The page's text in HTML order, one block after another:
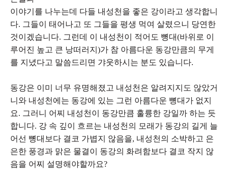
이야기를 나누는데 다들 내성천을 좋은 강이라고 생각합니
다. 그들이 태어나고 또 그들을 평생 먹여 살렸으니 당연한
것이겠습니다. 그런데 이 내성천이 적어도 뼝대(바위로 이
루어진 높고 큰 낭떠러지)가 참 아름다운 동강만큼의 무게
를 지녔다고 말씀드리면 갸웃하시는 분도 있습니다.
동강은 이미 너무 유명해졌고 내성천은 알려지지도 않았거
니와 내성천에는 동강에 있는 그런 아름다운 뼝대가 없지
요. 그러니 어찌 내성천이 동강만큼 훌륭한 강일까 하는 듯
합니다. 강 속 깊이 흐르는 내성천의 모래가 동강의 길게 늘
어선 뼝대보다 결코 가볍지 않음을, 내성천의 소박하고 은
은한 풍경과 맑은 물결이 동강의 화려함보다 결코 작지 않
음을 어찌 설명해야할까요?